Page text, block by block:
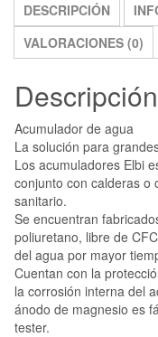
DESCRIPCIÓN
VALORACIONES (0)
Descripción
Acumulador de agua
La solución para
Los acumuladores Elbi
conjunto con calderas o
sanitario.
Se encuentran
poliuretano, libre de
del agua por mayor
Cuentan con la
la corrosión interna del
ánodo de magnesio es
tester.